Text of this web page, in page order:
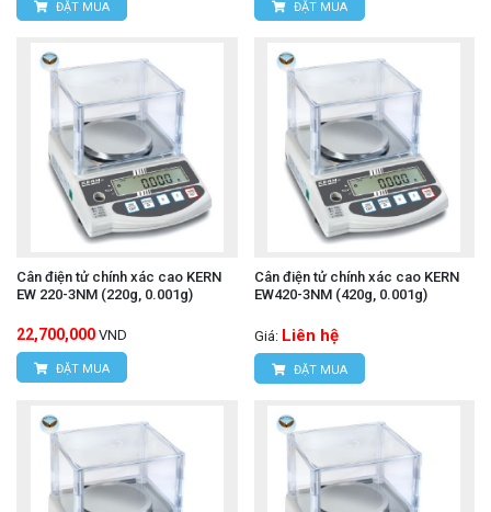
ĐẶT MUA ĐẶT MUA
Cân điện tử chính xác cao KERN
EW 220-3NM (220g, 0.001g)
22,700,000 VND
ĐẶT MUA
Cân điện tử chính xác cao KERN
EW420-3NM (420g, 0.001g)
Giá: Liên hệ
ĐẶT MUA